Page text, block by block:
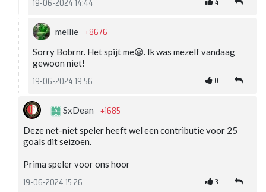
19-06-2024 14:44
mellie +8676
Sorry Bobrnr. Het spijt me😪. Ik was mezelf vandaag
gewoon niet!
19-06-2024 19:56 0
SxDean +1685
Deze net-niet speler heeft wel een contributie voor 25
goals dit seizoen.
Prima speler voor ons hoor
19-06-2024 15:26 3